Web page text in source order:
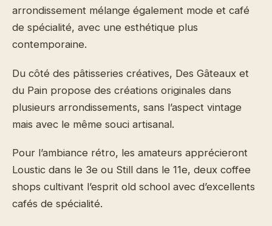
arrondissement mélange également mode et café
de spécialité, avec une esthétique plus
contemporaine.
Du côté des pâtisseries créatives, Des Gâteaux et
du Pain propose des créations originales dans
plusieurs arrondissements, sans l’aspect vintage
mais avec le même souci artisanal.
Pour l’ambiance rétro, les amateurs apprécieront
Loustic dans le 3e ou Still dans le 11e, deux coffee
shops cultivant l’esprit old school avec d’excellents
cafés de spécialité.